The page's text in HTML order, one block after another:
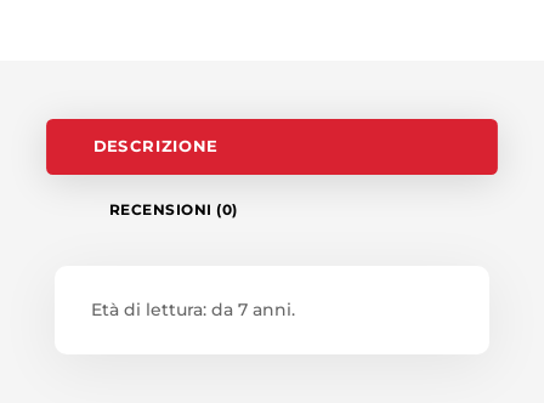
DESCRIZIONE
RECENSIONI (0)
Età di lettura: da 7 anni.